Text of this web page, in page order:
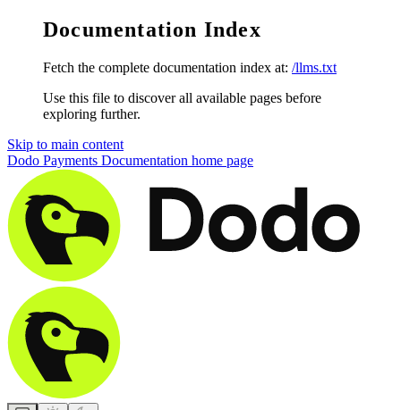
Documentation Index
Fetch the complete documentation index at: /llms.txt
Use this file to discover all available pages before
exploring further.
Skip to main content
Dodo Payments Documentation home page